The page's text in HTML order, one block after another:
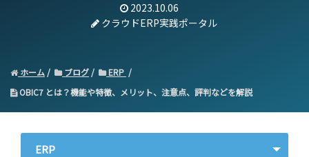
2023.10.06
クラウドERP実践ポータル
ホーム ブログ
ERP
OBIC7 とは？機能や特徴、メリット、注意点、評判などを解説
ERP